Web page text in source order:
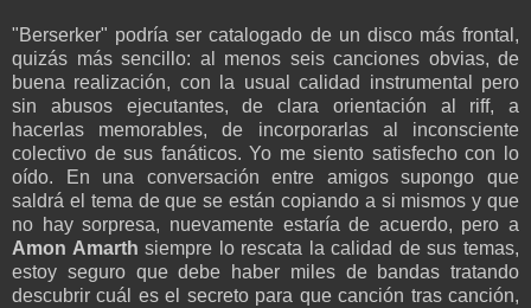
"Berserker" podría ser catalogado de un disco más frontal,
quizás más sencillo: al menos seis canciones obvias, de
buena realización, con la usual calidad instrumental pero
sin abusos ejecutantes, de clara orientación al riff, a
hacerlas memorables, de incorporarlas al inconsciente
colectivo de sus fanáticos. Yo me siento satisfecho con lo
oído. En una conversación entre amigos supongo que
saldrá el tema de que se están copiando a si mismos y que
no hay sorpresa, nuevamente estaría de acuerdo, pero a
Amon Amarth siempre lo rescata la calidad de sus temas,
estoy seguro que debe haber miles de bandas tratando
descubrir cuál es el secreto para que canción tras canción,